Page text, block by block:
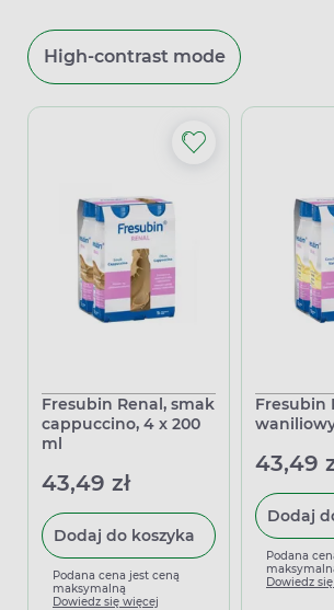
High-contrast mode
Fresubin Renal, smak
cappuccino, 4 x 200
ml
43,49 zł
Dodaj do koszyka
Podana cena jest ceną
maksymalną
Dowiedz się więcej
Fresubin
43,49
Podana
Dowiedz